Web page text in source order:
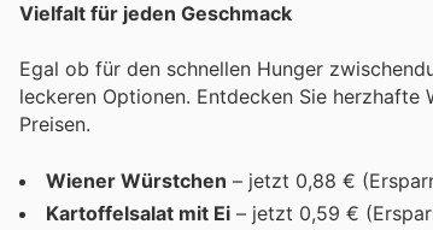
Vielfalt für jeden Geschmack
Egal ob für den schnellen Hunger
leckeren Optionen. Entdecken Sie
Preisen.
Wiener Würstchen – jetzt 0,88 €
Kartoffelsalat mit Ei – jetzt 0,59 €